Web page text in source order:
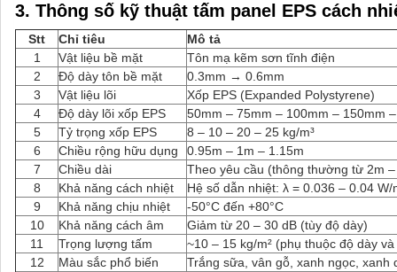
3. Thông số kỹ thuật tấm panel EPS cách
Stt Chỉ tiêu
Mô tả
1
Vật liệu bề mặt
Tôn mạ kẽm sơn tĩnh điện
2
Độ dày tôn bề mặt
0.3mm → 0.6mm
3
Vật liệu lõi
Xốp EPS (Expanded Polystyrene)
4
Độ dày lõi xốp EPS
50mm – 75mm – 100mm – 150mm
5
Tỷ trọng xốp EPS
8 – 10 – 20 – 25 kg/m³
6
Chiều rộng hữu dụng
0.95m – 1m – 1.15m
7
Chiều dài
Theo yêu cầu (thông thường từ 2m
8
Khả năng cách nhiệt
Hệ số dẫn nhiệt: λ = 0.036 – 0.04 W/
9
Khả năng chịu nhiệt
-50°C đến +80°C
10
Khả năng cách âm
Giảm từ 20 – 30 dB (tùy độ dày)
11
Trọng lượng tấm
~10 – 15 kg/m² (phụ thuộc độ dày
12
Màu sắc phổ biến
Trắng sữa, vân gỗ, xanh ngọc,